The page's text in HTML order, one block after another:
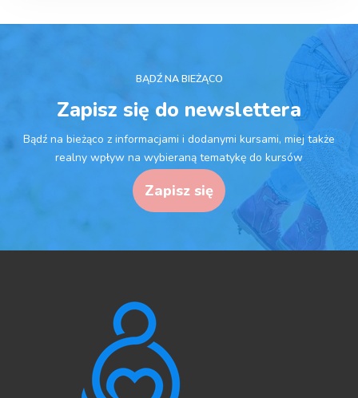
BĄDŹ NA BIEŻĄCO
Zapisz się do newslettera
Bądź na bieżąco z informacjami i dodanymi kursami, miej także
realny wpływ na wybieraną tematykę do kursów
Zapisz się